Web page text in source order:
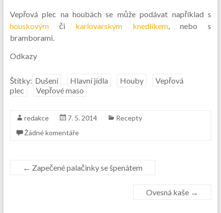
Vepřová plec na houbách se může podávat například s
houskovýmči karlovarským knedlíkem, nebo s
bramborami.
Odkazy
Štítky: Dušení Hlavní jídla Houby
Vepřová
plec
Vepřové maso
redakce 7. 5. 2014
Recepty
Žádné komentáře
← Zapečené palačinky se špenátem
Ovesná kaše →